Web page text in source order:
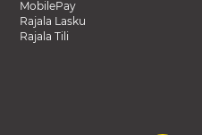
MobilePay
Rajala Lasku
Rajala Tili